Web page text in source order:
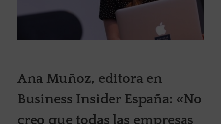
Ana Muñoz, editora en
Business Insider España: «No
creo que todas las empresas